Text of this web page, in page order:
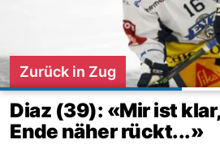
Zurück in Zug
Diaz (39): «Mir ist
Ende näher rückt...»